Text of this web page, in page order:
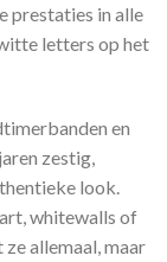
prestaties in alle
letters op het
en
zestig,
look.
whitewalls of
allemaal, maar